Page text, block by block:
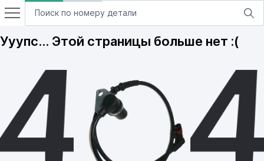
Ууупс… Этой страницы больше нет :(